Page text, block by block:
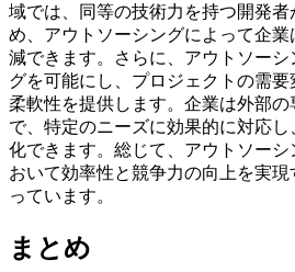
域では、同等の技術力を持つ開発
め、アウトソーシングによって企業
減できます。さらに、アウトソー
グを可能にし、プロジェクトの需
柔軟性を提供します。企業は外部の
で、特定のニーズに効果的に対応
化できます。総じて、アウトソー
おいて効率性と競争力の向上を実
っています。
まとめ